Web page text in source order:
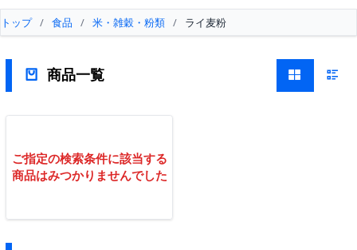
トップ / 食品 / 米・雑穀・粉類 / ライ麦粉
商品一覧
ご指定の検索条件に該当する
商品はみつかりませんでした